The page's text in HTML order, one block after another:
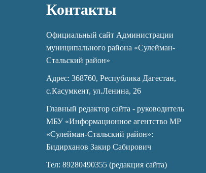
Контакты
Официальный сайт Администрации
муниципального района «Сулейман-
Стальский район»
Адрес: 368760, Республика Дагестан,
с.Касумкент, ул.Ленина, 26
Главный редактор сайта - руководитель
МБУ «Информационное агентство МР
«Сулейман-Стальский район»:
Бидирханов Закир Сабирович
Тел: 89280490355 (редакция сайта)